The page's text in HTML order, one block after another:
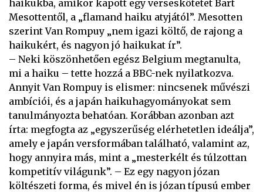
haikukba, amikor kapott egy verseskötetet Bart
Mesottentől, a „flamand haiku atyjától”. Mesotten
szerint Van Rompuy „nem igazi költő, de rajong a
haikukért, és nagyon jó haikukat ír”.
– Neki köszönhetően egész Belgium megtanulta,
mi a haiku – tette hozzá a BBC-nek nyilatkozva.
Annyit Van Rompuy is elismer: nincsenek művészi
ambíciói, és a japán haikuhagyományokat sem
tanulmányozta behatóan. Korábban azonban azt
írta: megfogta az „egyszerűség elérhetetlen ideálja”,
amely e japán versformában található, valamint az,
hogy annyira más, mint a „mesterkélt és túlzottan
kompetitív világunk”. – Ez egy nagyon józan
költészeti forma, és mivel én is józan típusú ember